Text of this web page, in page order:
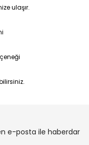
ulaşır.
e-posta ile haberdar